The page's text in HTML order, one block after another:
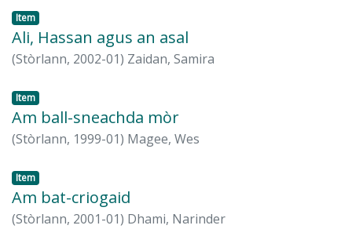
Item
Ali, Hassan agus an asal
(Stòrlann, 2002-01) Zaidan, Samira
Item
Am ball-sneachda mòr
(Stòrlann, 1999-01) Magee, Wes
Item
Am bat-criogaid
(Stòrlann, 2001-01) Dhami, Narinder